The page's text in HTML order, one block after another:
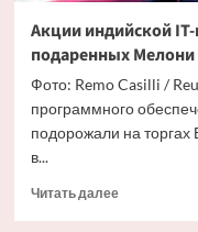
Акции индийской
подаренных Мелони
Фото: Remo Casilli /
программного
подорожали на
в...
Читать далееПрочитать